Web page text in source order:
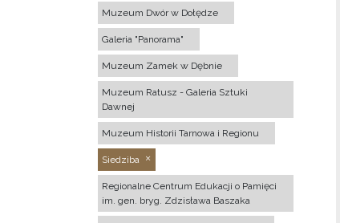
Muzeum Dwór w Dołędze
Galeria "Panorama"
Muzeum Zamek w Dębnie
Muzeum Ratusz - Galeria Sztuki
Dawnej
Muzeum Historii Tarnowa i Regionu
Siedziba
Regionalne Centrum Edukacji o Pamięci
im. gen. bryg. Zdzisława Baszaka